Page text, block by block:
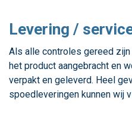
Levering /
Als alle controles gereed
het product aangebracht en
verpakt en geleverd. Heel
spoedleveringen kunnen wij